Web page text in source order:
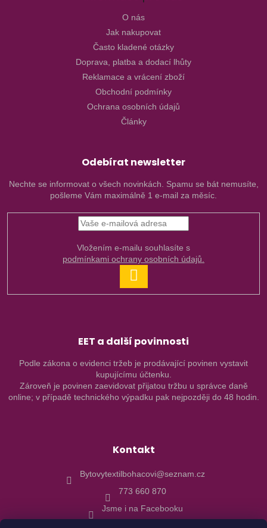
O nás
Jak nakupovat
Často kladené otázky
Doprava, platba a dodací lhůty
Reklamace a vrácení zboží
Obchodní podmínky
Ochrana osobních údajů
Články
Odebírat newsletter
Nechte se informovat o všech novinkách. Spamu se bát nemusíte,
pošleme Vám maximálně 1 e-mail za měsíc.
podmínkami ochrany osobních údajů.
SE
EET a další povinnosti
Podle zákona o evidenci tržeb je prodávající povinen vystavit
kupujícímu účtenku.
Zároveň je povinen zaevidovat přijatou tržbu u správce daně
online; v případě technického výpadku pak nejpozději do 48 hodin.
Kontakt
Bytovytextilbohacovi@seznam.cz
773 660 870
Jsme i na Facebooku